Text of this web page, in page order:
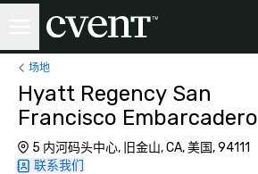
场地
Hyatt Regency San
Francisco Embarcadero
5 内河码头中心, 旧金山, CA, 美国, 94111
联系我们